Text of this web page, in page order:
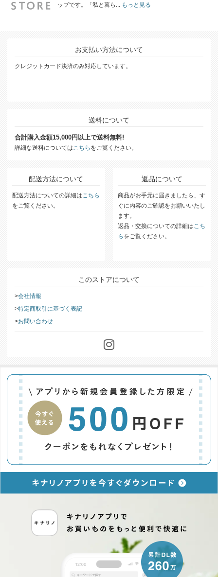
ップです。「私と暮ら...もっと見る
お支払い方法について
クレジットカード決済のみ対応しています。
送料について
合計購入金額15,000円以上で送料無料!
詳細な送料についてはこちら をご覧ください。
配送方法について
配送方法についての詳細はこちら
をご覧ください。
返品について
商品がお手元に届きましたら、す
ぐに内容のご確認をお願いいたし
ます。
返品・交換についての詳細はこち
ら をご覧ください。
このストアについて
会社情報
特定商取引に基づく表記
お問い合わせ